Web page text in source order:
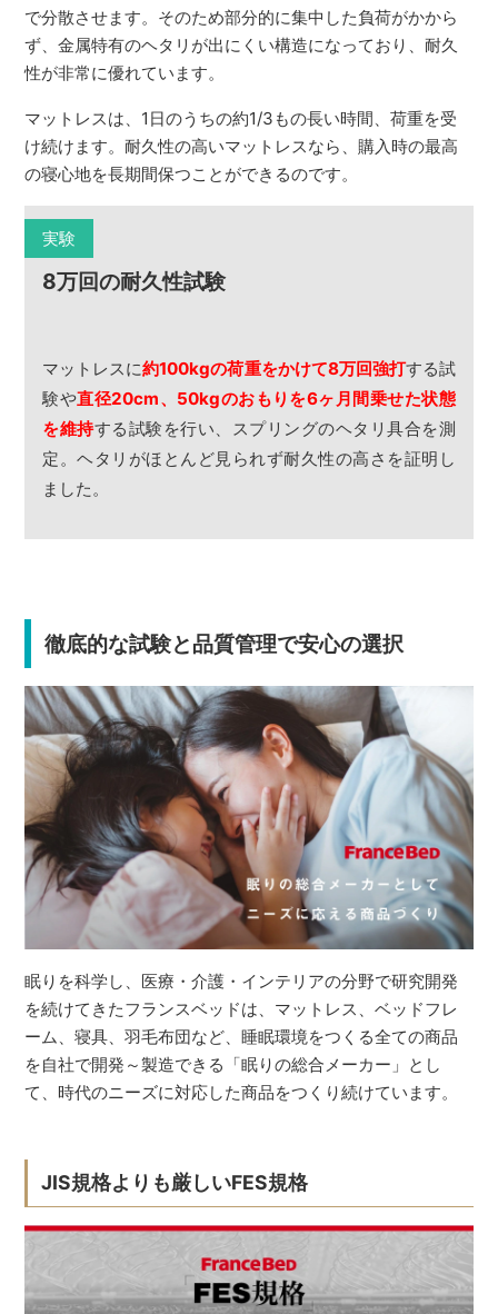
で分散させます。そのため部分的に集中した負荷がかから
ず、金属特有のヘタリが出にくい構造になっており、耐久
性が非常に優れています。
マットレスは、1日のうちの約1/3もの長い時間、荷重を受
け続けます。耐久性の高いマットレスなら、購入時の最高
の寝心地を長期間保つことができるのです。
実験
8万回の耐久性試験
マットレスに約100kgの荷重をかけて8万回強打する試
験や直径20cm、50kgのおもりを6ヶ月間乗せた状態
を維持する試験を行い、スプリングのヘタリ具合を測
定。ヘタリがほとんど見られず耐久性の高さを証明し
ました。
徹底的な試験と品質管理で安心の選択
眠りを科学し、医療・介護・インテリアの分野で研究開発
を続けてきたフランスベッドは、マットレス、ベッドフレ
ーム、寝具、羽毛布団など、睡眠環境をつくる全ての商品
を自社で開発～製造できる「眠りの総合メーカー」とし
て、時代のニーズに対応した商品をつくり続けています。
JIS規格よりも厳しいFES規格